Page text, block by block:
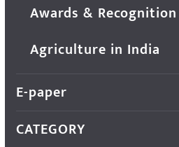
Awards & Recognition
Agriculture in India
E-paper
CATEGORY